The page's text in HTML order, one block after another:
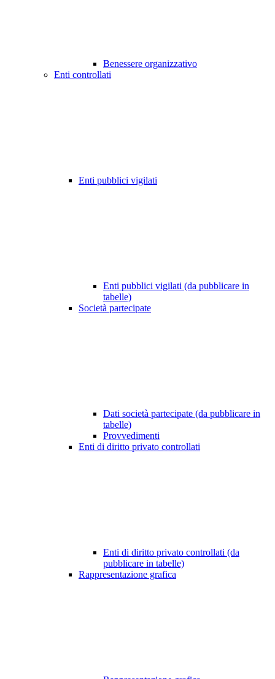
Benessere organizzativo
Enti controllati
Enti pubblici vigilati
Enti pubblici vigilati (da pubblicare in
tabelle)
Società partecipate
Dati società partecipate (da pubblicare in
tabelle)
Provvedimenti
Enti di diritto privato controllati
Enti di diritto privato controllati (da
pubblicare in tabelle)
Rappresentazione grafica